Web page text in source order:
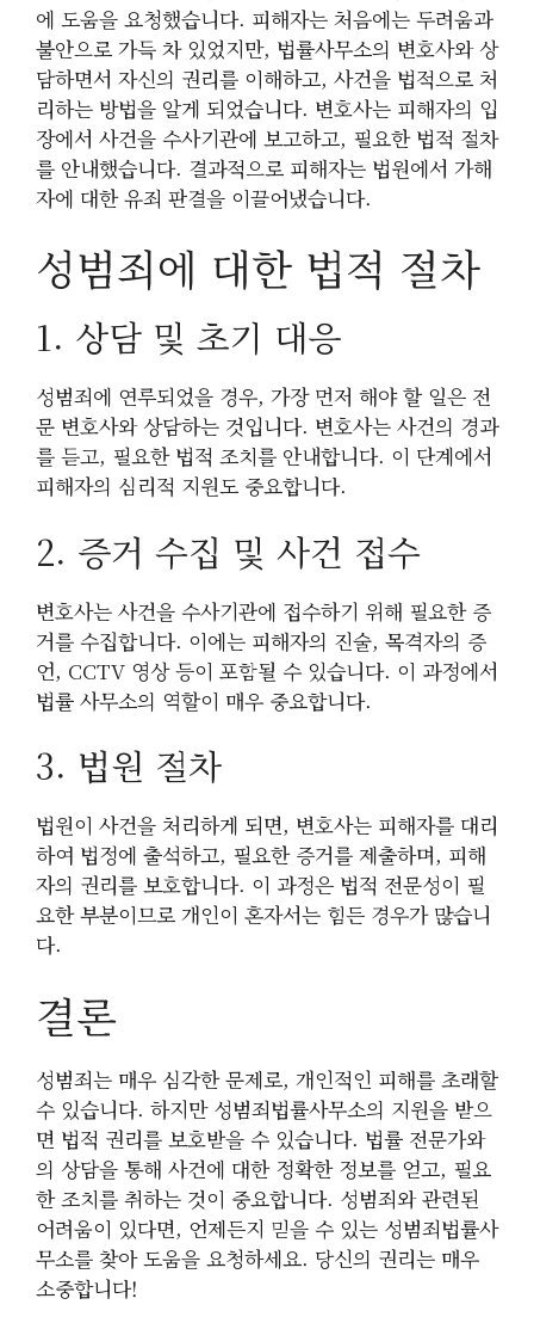
에 도움을 요청했습니다. 피해자는 처음에는 두려움과
불안으로 가득 차 있었지만, 법률사무소의 변호사와 상
담하면서 자신의 권리를 이해하고, 사건을 법적으로 처
리하는 방법을 알게 되었습니다. 변호사는 피해자의 입
장에서 사건을 수사기관에 보고하고, 필요한 법적 절차
를 안내했습니다. 결과적으로 피해자는 법원에서 가해
자에 대한 유죄 판결을 이끌어냈습니다.
성범죄에 대한 법적 절차
1. 상담 및 초기 대응
성범죄에 연루되었을 경우, 가장 먼저 해야 할 일은 전
문 변호사와 상담하는 것입니다. 변호사는 사건의 경과
를 듣고, 필요한 법적 조치를 안내합니다. 이 단계에서
피해자의 심리적 지원도 중요합니다.
2. 증거 수집 및 사건 접수
변호사는 사건을 수사기관에 접수하기 위해 필요한 증
거를 수집합니다. 이에는 피해자의 진술, 목격자의 증
언, CCTV 영상 등이 포함될 수 있습니다. 이 과정에서
법률 사무소의 역할이 매우 중요합니다.
3. 법원 절차
법원이 사건을 처리하게 되면, 변호사는 피해자를 대리
하여 법정에 출석하고, 필요한 증거를 제출하며, 피해
자의 권리를 보호합니다. 이 과정은 법적 전문성이 필
요한 부분이므로 개인이 혼자서는 힘든 경우가 많습니
다.
결론
성범죄는 매우 심각한 문제로, 개인적인 피해를 초래할
수 있습니다. 하지만 성범죄법률사무소의 지원을 받으
면 법적 권리를 보호받을 수 있습니다. 법률 전문가와
의 상담을 통해 사건에 대한 정확한 정보를 얻고, 필요
한 조치를 취하는 것이 중요합니다. 성범죄와 관련된
어려움이 있다면, 언제든지 믿을 수 있는 성범죄법률사
무소를 찾아 도움을 요청하세요. 당신의 권리는 매우
소중합니다!